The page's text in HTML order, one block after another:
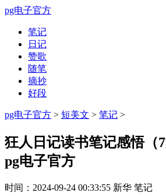
pg电子官方
笔记
日记
赞歌
随笔
摘抄
好段
pg电子官方 > 短美文 > 笔记 >
狂人日记读书笔记感悟（
pg电子官方
时间： 2024-09-24 00:33:55 新华 笔记